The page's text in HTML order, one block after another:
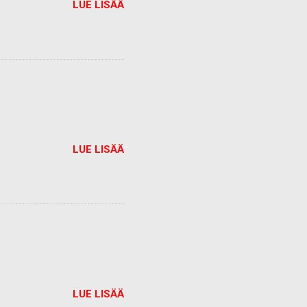
LUE LISÄÄ
LUE LISÄÄ
LUE LISÄÄ